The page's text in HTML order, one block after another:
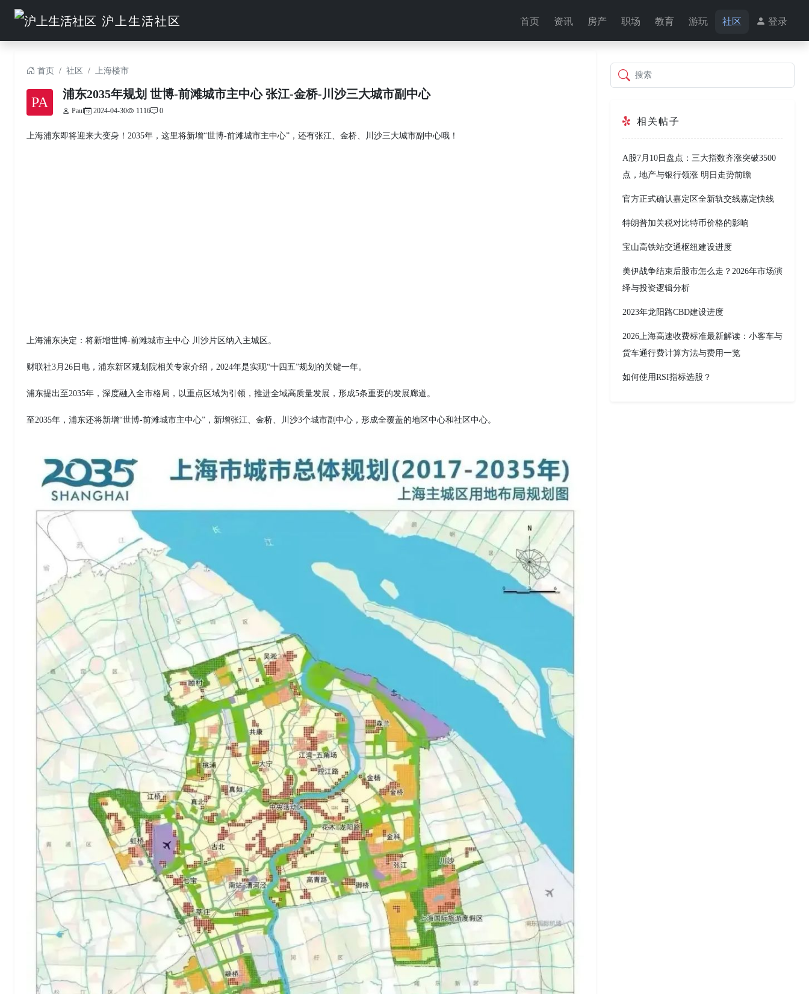
沪上生活社区 首页 资讯 房产 职场 教育 游玩 社区 登录
首页 社区 上海楼市
PA
浦东2035年规划 世博-前滩城市主中心 张江-金桥-川沙三大城市副中心
Paul 2024-04-30 1116 0
上海浦东即将迎来大变身！2035年，这里将新增“世博-前滩城市主中心”，还有张江、金桥、川沙三大城市副中心哦！
上海浦东决定：将新增世博-前滩城市主中心 川沙片区纳入主城区。
财联社3月26日电，浦东新区规划院相关专家介绍，2024年是实现“十四五”规划的关键一年。
浦东提出至2035年，深度融入全市格局，以重点区域为引领，推进全域高质量发展，形成5条重要的发展廊道。
至2035年，浦东还将新增“世博-前滩城市主中心”，新增张江、金桥、川沙3个城市副中心，形成全覆盖的地区中心和社区中心。
搜索
相关帖子
A股7月10日盘点：三大指数齐涨突破3500
点，地产与银行领涨 明日走势前瞻
官方正式确认嘉定区全新轨交线嘉定快线
特朗普加关税对比特币价格的影响
宝山高铁站交通枢纽建设进度
美伊战争结束后股市怎么走？2026年市场演
绎与投资逻辑分析
2023年龙阳路CBD建设进度
2026上海高速收费标准最新解读：小客车与
货车通行费计算方法与费用一览
如何使用RSI指标选股？